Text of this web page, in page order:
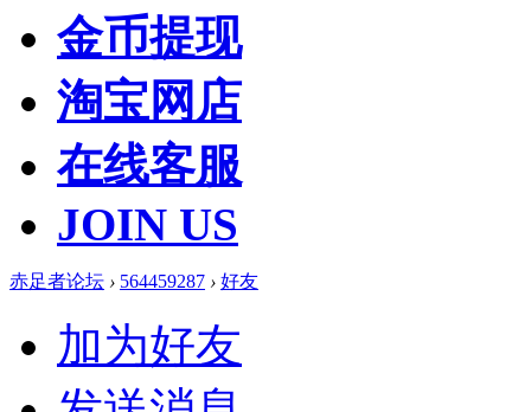
金币提现
淘宝网店
在线客服
JOIN US
赤足者论坛 › 564459287 › 好友
加为好友